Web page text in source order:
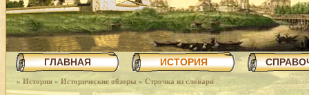
ГЛАВНАЯ ИСТОРИЯ
» История » Исторические обзоры » Строчка из словаря